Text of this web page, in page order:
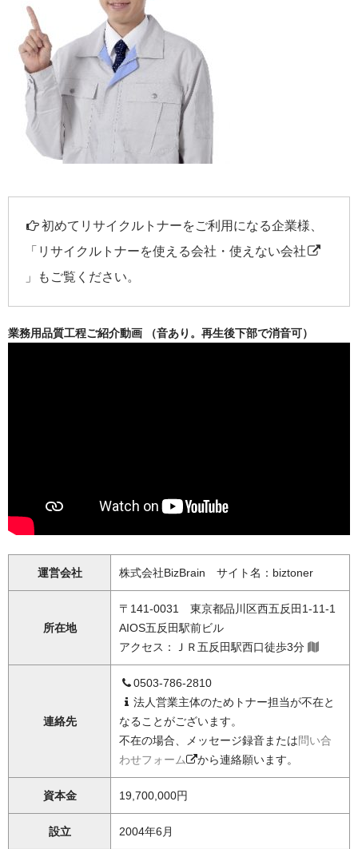
初めてリサイクルトナーをご利用になる企業様、
「 リサイクルトナーを使える会社・使えない会社
」もご覧ください。
業務用品質工程ご紹介動画 （音あり。再生後下部で消音可）
運営会社 株式会社BizBrain サイト名：biztoner
所在地
〒141-0031 東京都品川区西五反田1-11-1
AIOS五反田駅前ビル
アクセス：ＪＲ五反田駅西口徒歩3分
連絡先
0503-786-2810
法人営業主体のためトナー担当が不在と
なることがございます。
不在の場合、メッセージ録音または問い合
わせフォーム
から連絡願います。
資本金 19,700,000円
設立 2004年6月